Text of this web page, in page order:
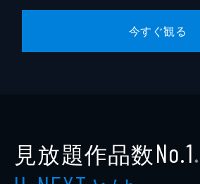
長・亀田文吉への脅迫と傷害の容疑で逮捕さ
司とも顔見知りだった。
23分
今すぐ観る
見放題作品数No.1 ※